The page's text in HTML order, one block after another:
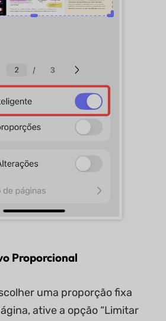
Proporcional
uma proporção fixa
ative a opção “Limitar